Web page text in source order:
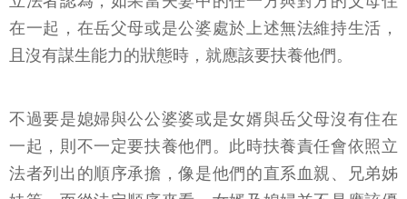
立法者認為，如果當夫妻中的任一方與對方的父母住
不過要是媳婦與公公婆婆或是女婿與岳父母沒有住在
一起，則不一定要扶養他們。此時扶養責任會依照立